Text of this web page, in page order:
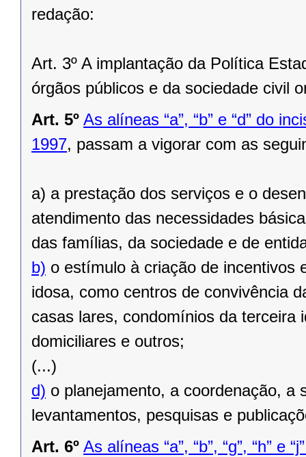
redação:
Art. 3º A implantação da Política
órgãos públicos e da sociedade civil
Art. 5º As alíneas “a”, “b” e “d” do
1997, passam a vigorar com as
a) a prestação dos serviços e o
atendimento das necessidades
das famílias, da sociedade e de
b) o estímulo à criação de incentivos
idosa, como centros de convivência
casas lares, condomínios da terceira
domiciliares e outros;
(...)
d) o planejamento, a coordenação, a
levantamentos, pesquisas e
Art. 6º As alíneas “a”, “b”, “g”, “h” e